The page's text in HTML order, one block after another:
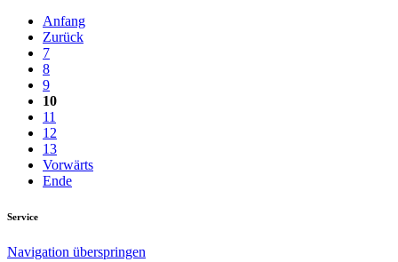
Anfang
Zurück
7
8
9
10
11
12
13
Vorwärts
Ende
Service
Navigation überspringen